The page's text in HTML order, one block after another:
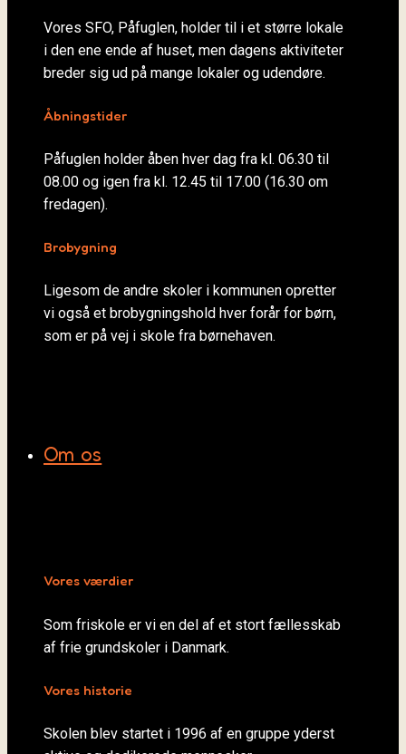
Vores SFO, Påfuglen, holder til i et større lokale
i den ene ende af huset, men dagens aktiviteter
breder sig ud på mange lokaler og udendøre.
Åbningstider
Påfuglen holder åben hver dag fra kl. 06.30 til
08.00 og igen fra kl. 12.45 til 17.00 (16.30 om
fredagen).
Brobygning
Ligesom de andre skoler i kommunen opretter
vi også et brobygningshold hver forår for børn,
som er på vej i skole fra børnehaven.
Om os
Vores værdier
Som friskole er vi en del af et stort fællesskab
af frie grundskoler i Danmark.
Vores historie
Skolen blev startet i 1996 af en gruppe yderst